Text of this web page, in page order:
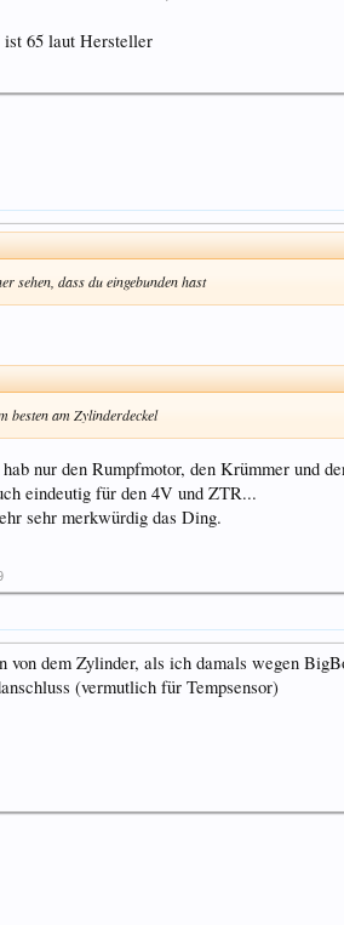
65 laut Hersteller
sehen, dass du eingebunden hast
besten am Zylinderdeckel
nur den Rumpfmotor, den Krümmer und
eindeutig für den 4V und ZTR...
sehr merkwürdig das Ding.
von dem Zylinder, als ich damals wegen
(vermutlich für Tempsensor)